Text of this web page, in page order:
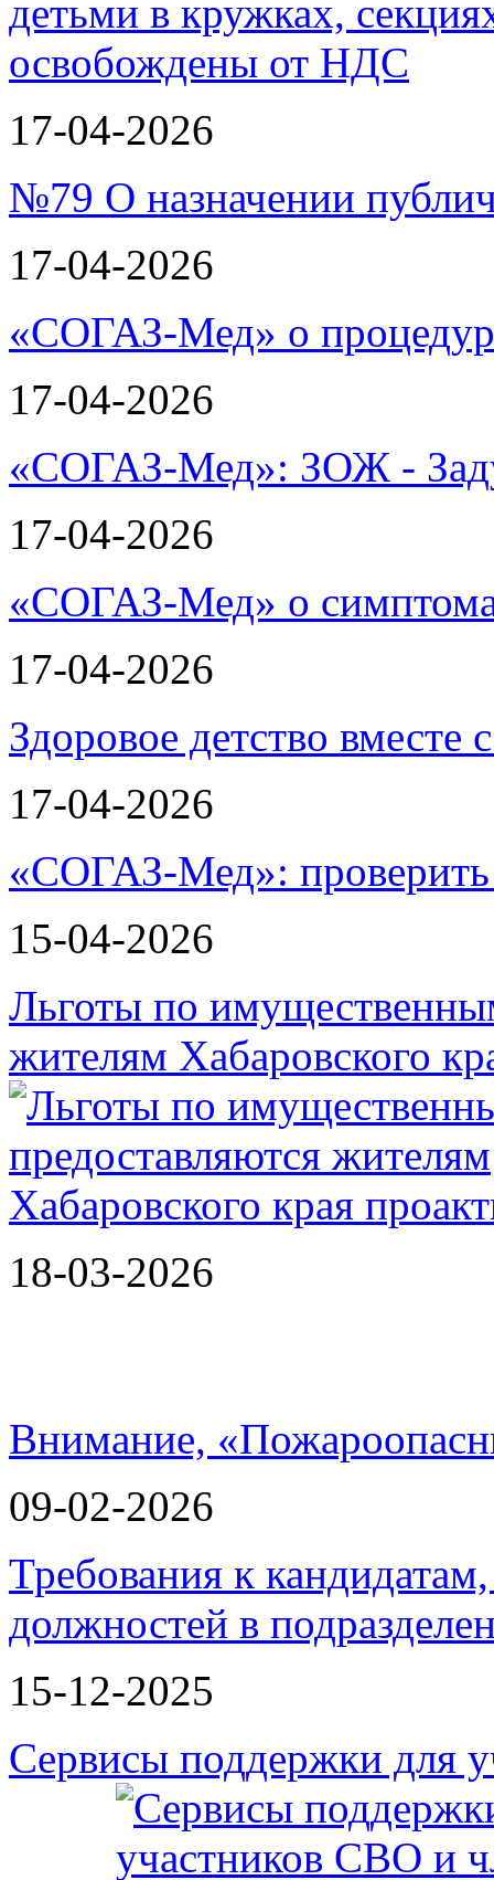
17-04-2026
№79 О назначении
17-04-2026
«СОГАЗ-Мед» о
17-04-2026
«СОГАЗ-Мед»: ЗОЖ -
17-04-2026
«СОГАЗ-Мед» о
17-04-2026
Здоровое детство
17-04-2026
«СОГАЗ-Мед»: проверить
15-04-2026
Льготы по
жителям Хабаровского
18-03-2026
Внимание,
09-02-2026
Требования к
должностей в
15-12-2025
Сервисы поддержки для